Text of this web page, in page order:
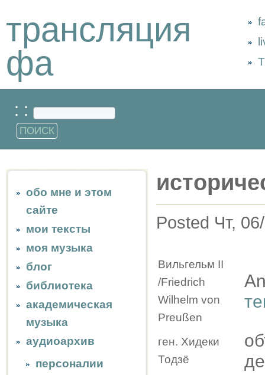
трансляция
фа
: :
обо мне и этом
сайте
мои тексты
моя музыка
блог
библиотека
академическая
музыка
аудиоархив
персоналии
Posted Чт,
Вильгельм II
/Friedrich
Wilhelm von
Preußen
ген. Хидеки
Тодзё